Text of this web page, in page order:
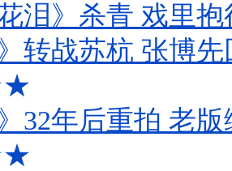
泪》杀青 戏里抱
转战苏杭 张博
32年后重拍 老